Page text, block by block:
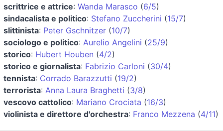
scrittrice e attrice: Wanda Marasco (6/5)
sindacalista e politico: Stefano Zuccherini (15/7)
slittinista: Peter Gschnitzer (10/7)
sociologo e politico: Aurelio Angelini (25/9)
storico: Hubert Houben (4/2)
storico e giornalista: Fabrizio Carloni (30/4)
tennista: Corrado Barazzutti (19/2)
terrorista: Anna Laura Braghetti (3/8)
vescovo cattolico: Mariano Crociata (16/3)
violinista e direttore d'orchestra: Franco Mezzena (4/11)